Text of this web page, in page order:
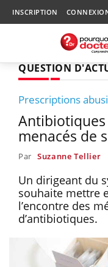
INSCRIPTION
QUESTION
Prescriptions
Antibiotiques
menacés de
Par Suzanne Tellier
Un dirigeant du
souhaite mettre
l’encontre des
d’antibiotiques.